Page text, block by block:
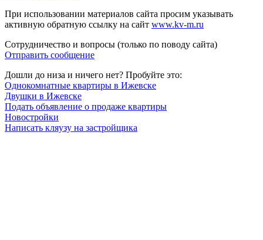
При использовании материалов сайта просим указывать
активную обратную ссылку на сайт www.kv-m.ru
Сотрудничество и вопросы (только по поводу сайта)
Отправить сообщение
Дошли до низа и ничего нет? Пробуйте это:
Однокомнатные квартиры в Ижевске
Двушки в Ижевске
Подать объявление о продаже квартиры
Новостройки
Написать кляузу на застройщика